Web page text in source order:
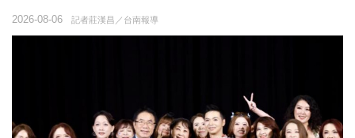
記者莊漢昌／台南報導
2026-08-06